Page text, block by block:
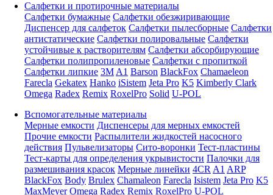
Салфетки и протирочные материалы
Салфетки бумажные Салфетки обезжиривающие
Диспенсер для салфеток Салфетки пылесборные Салфетки
антистатические Салфетки полировальные Салфетки
устойчивые к растворителям Салфетки абсорбирующие
Салфетки полипропиленовые Салфетки с пропиткой
Салфетки липкие 3M A1 Barson BlackFox Chamaeleon
Farecla Gekatex Hanko iSistem Jeta Pro K5 Kimberly Clark
Omega Radex Remix RoxelPro Solid U-POL
Вспомогательные материалы
Мерные емкости Диспенсеры для мерных емкостей
Прочие емкости Распылители жидкостей насосного
действия Пульвелизаторы Сито-воронки Тест-пластины
Тест-карты для определения укрывистости Палочки для
размешивания красок Мерные линейки 4CR A1 ARP
BlackFox Body Brulex Chamaleon Farecla Isistem Jeta Pro K5
MaxMeyer Omega Radex Remix RoxelPro U-POL